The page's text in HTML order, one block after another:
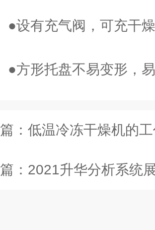
有充气阀，可充干燥
形托盘不易变形，易
： 低温冷冻干燥机的工
： 2021升华分析系统展-上海